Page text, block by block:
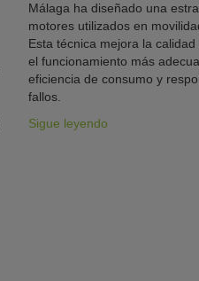
Málaga ha diseñado una
motores utilizados en
Esta técnica mejora la
el funcionamiento más
eficiencia de consumo y
fallos.
Sigue leyendo